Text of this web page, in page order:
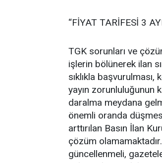
“FİYAT TARİFESİ 3
TGK sorunları ve
işlerin bölünerek ilan
sıklıkla
yayın zorunluluğunun
daralma meydana
önemli oranda
arttırılan Basın İlan
çözüm
güncellenmeli,